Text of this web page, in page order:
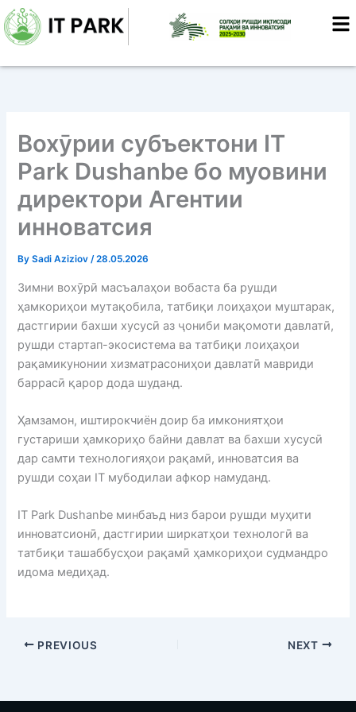
Skip
to
content
Вохӯрии субъектони IT
Park Dushanbe бо муовини
директори Агентии
инноватсия
BySadi Aziziov/28.05.2026
Зимни вохӯрӣ масъалаҳои вобаста ба рушди
ҳамкориҳои мутақобила, татбиқи лоиҳаҳои муштарак,
дастгирии бахши хусусӣ аз ҷониби мақомоти давлатӣ,
рушди стартап-экосистема ва татбиқи лоиҳаҳои
рақамикунонии хизматрасониҳои давлатӣ мавриди
баррасӣ қарор дода шуданд.
Ҳамзамон, иштирокчиён доир ба имкониятҳои
густариши ҳамкориҳо байни давлат ва бахши хусусӣ
дар самти технологияҳои рақамӣ, инноватсия ва
рушди соҳаи IT мубодилаи афкор намуданд.
IT Park Dushanbe минбаъд низ барои рушди муҳити
инноватсионӣ, дастгирии ширкатҳои технологӣ ва
татбиқи ташаббусҳои рақамӣ ҳамкориҳои судмандро
идома медиҳад.
PREVIOUS NEXT